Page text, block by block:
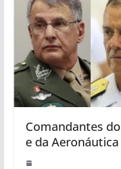
Comandantes
e da